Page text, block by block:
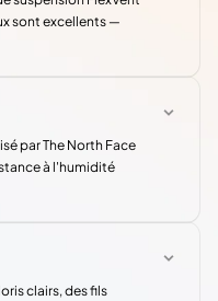
sont excellents —
par The North Face
à l'humidité
clairs, des fils